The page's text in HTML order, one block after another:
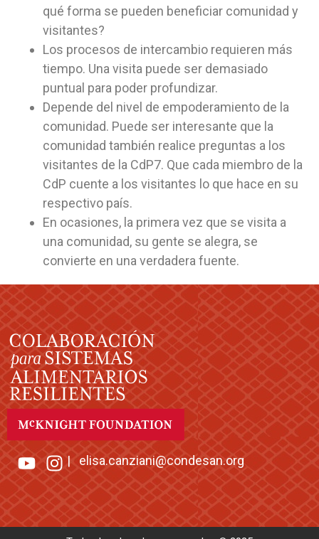
qué forma se pueden beneficiar comunidad y
visitantes?
Los procesos de intercambio requieren más
tiempo. Una visita puede ser demasiado
puntual para poder profundizar.
Depende del nivel de empoderamiento de la
comunidad. Puede ser interesante que la
comunidad también realice preguntas a los
visitantes de la CdP7. Que cada miembro de la
CdP cuente a los visitantes lo que hace en su
respectivo país.
En ocasiones, la primera vez que se visita a
una comunidad, su gente se alegra, se
convierte en una verdadera fuente.
|elisa.canziani@condesan.org